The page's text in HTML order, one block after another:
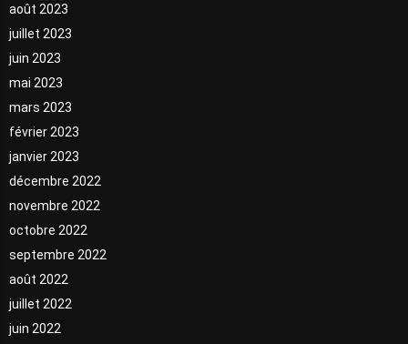
août 2023
juillet 2023
juin 2023
mai 2023
mars 2023
février 2023
janvier 2023
décembre 2022
novembre 2022
octobre 2022
septembre 2022
août 2022
juillet 2022
juin 2022